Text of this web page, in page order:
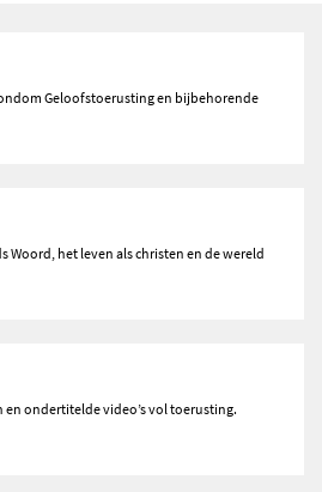
Geloofstoerusting en bijbehorende
Woord, het leven als christen en de wereld
en ondertitelde video’s vol toerusting.